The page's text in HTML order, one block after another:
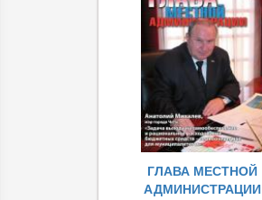
ГЛАВА МЕСТНОЙ
АДМИНИСТРАЦИИ